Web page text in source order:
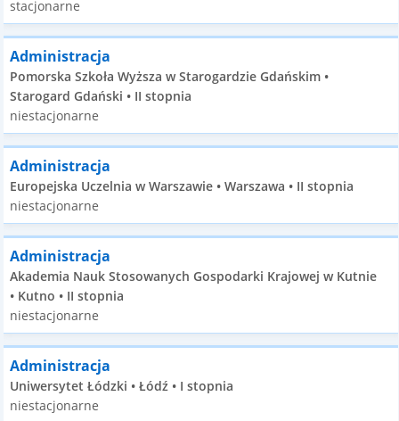
stacjonarne
Administracja
Pomorska Szkoła Wyższa w Starogardzie Gdańskim •
Starogard Gdański • II stopnia
niestacjonarne
Administracja
Europejska Uczelnia w Warszawie • Warszawa • II stopnia
niestacjonarne
Administracja
Akademia Nauk Stosowanych Gospodarki Krajowej w Kutnie
• Kutno • II stopnia
niestacjonarne
Administracja
Uniwersytet Łódzki • Łódź • I stopnia
niestacjonarne